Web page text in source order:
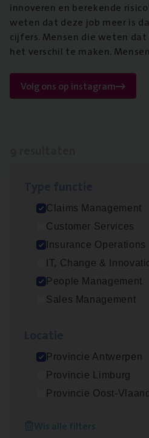
innoveren en berekende
weten dat deze job meer is
cijfers. Mensen die weten
het verschil te maken.
Volg ons op instagram
Claims Management
Customer Services
Insurance Operations
IT, Change &
People Management
Sales Management
Provincie Antwerpen
Provincie Limburg
Provincie Oost-
Wis alle filters
Scha­de Expert Fleet
Claims Management
Antwerpen
Dos­sier­be­heer­der
Antwerpen
Insurance Operations